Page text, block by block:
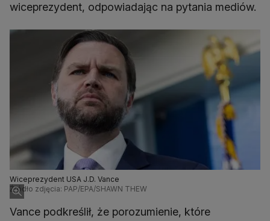
wiceprezydent, odpowiadając na pytania mediów.
Wiceprezydent USA J.D. Vance
Źródło zdjęcia: PAP/EPA/SHAWN THEW
Vance podkreślił, że porozumienie, które